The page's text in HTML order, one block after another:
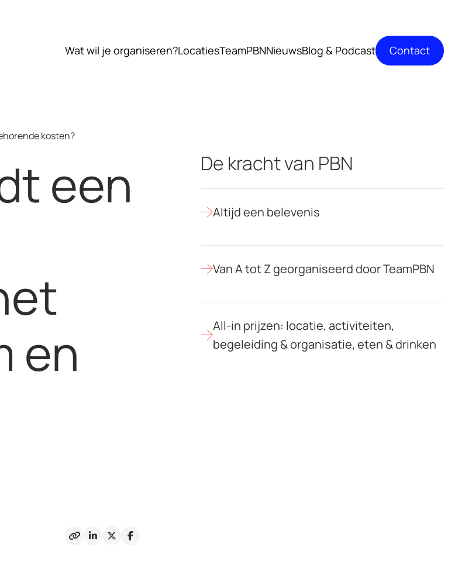
Wat wil je organiseren?LocatiesTeamPBNNieuwsBlog & Podcast Contact
kosten?
een
en
De kracht van PBN
Altijd een belevenis
Van A tot Z georganiseerd door TeamPBN
All-in prijzen: locatie, activiteiten,
begeleiding & organisatie, eten & drinken